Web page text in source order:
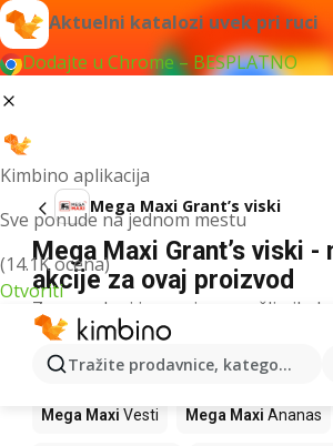
Aktuelni katalozi uvek pri ruci
Dodajte u Chrome – BESPLATNO
Kimbino aplikacija
Sve ponude na jednom mestu
(14.1K ocena)
Otvoriti
Tražite prodavnice, kategorije,
Mega Maxi Grant’s viski
Mega Maxi Grant’s viski -
akcije za ovaj proizvod
Za navedeni izraz nismo našli
Drugi proizvodi u
Maxi
Mega Maxi Vesti Mega Maxi Ananas